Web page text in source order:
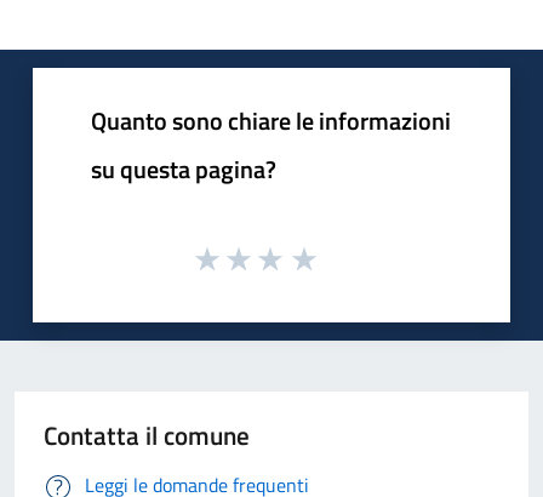
Quanto sono chiare le informazioni
su questa pagina?
Contatta il comune
Leggi le domande frequenti